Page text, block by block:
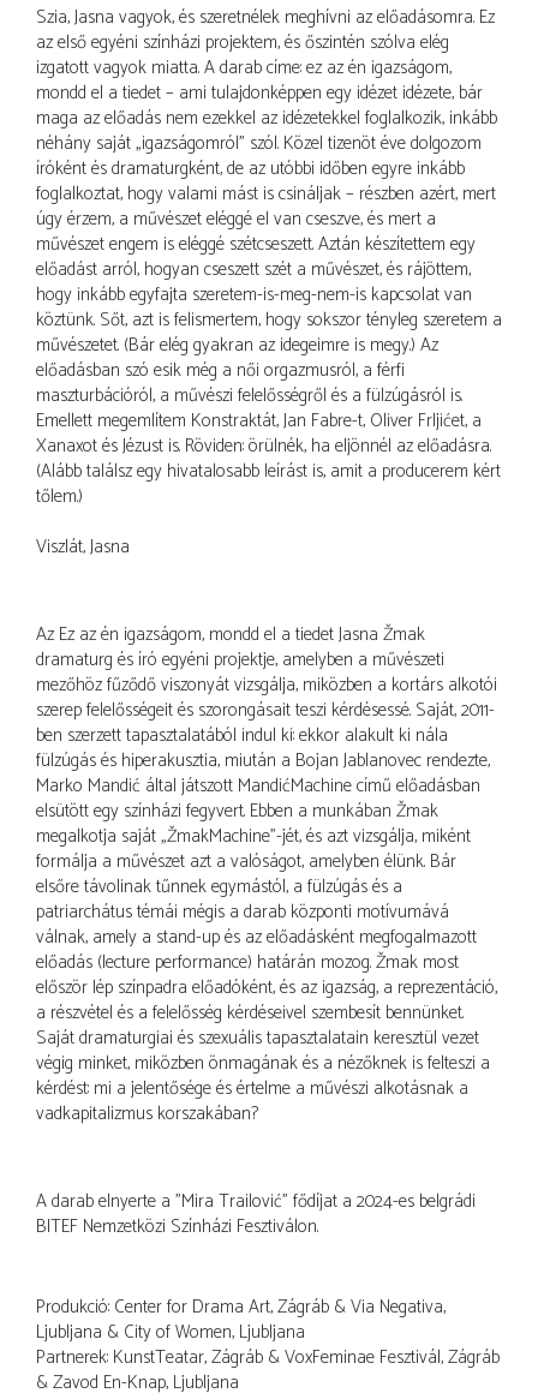
Szia, Jasna vagyok, és szeretnélek meghívni az előadásomra. Ez
az első egyéni színházi projektem, és őszintén szólva elég
izgatott vagyok miatta. A darab címe: ez az én igazságom,
mondd el a tiedet – ami tulajdonképpen egy idézet idézete, bár
maga az előadás nem ezekkel az idézetekkel foglalkozik, inkább
néhány saját „igazságomról” szól. Közel tizenöt éve dolgozom
íróként és dramaturgként, de az utóbbi időben egyre inkább
foglalkoztat, hogy valami mást is csináljak – részben azért, mert
úgy érzem, a művészet eléggé el van cseszve, és mert a
művészet engem is eléggé szétcseszett. Aztán készítettem egy
előadást arról, hogyan cseszett szét a művészet, és rájöttem,
hogy inkább egyfajta szeretem-is-meg-nem-is kapcsolat van
köztünk. Sőt, azt is felismertem, hogy sokszor tényleg szeretem a
művészetet. (Bár elég gyakran az idegeimre is megy.) Az
előadásban szó esik még a női orgazmusról, a férfi
maszturbációról, a művészi felelősségről és a fülzúgásról is.
Emellett megemlítem Konstraktát, Jan Fabre-t, Oliver Frljićet, a
Xanaxot és Jézust is. Röviden: örülnék, ha eljönnél az előadásra.
(Alább találsz egy hivatalosabb leírást is, amit a producerem kért
tőlem.)
Viszlát, Jasna
Az Ez az én igazságom, mondd el a tiedet Jasna Žmak
dramaturg és író egyéni projektje, amelyben a művészeti
mezőhöz fűződő viszonyát vizsgálja, miközben a kortárs alkotói
szerep felelősségeit és szorongásait teszi kérdésessé. Saját, 2011-
ben szerzett tapasztalatából indul ki: ekkor alakult ki nála
fülzúgás és hiperakusztia, miután a Bojan Jablanovec rendezte,
Marko Mandić által játszott MandićMachine című előadásban
elsütött egy színházi fegyvert. Ebben a munkában Žmak
megalkotja saját „ŽmakMachine”-jét, és azt vizsgálja, miként
formálja a művészet azt a valóságot, amelyben élünk. Bár
elsőre távolinak tűnnek egymástól, a fülzúgás és a
patriarchátus témái mégis a darab központi motívumává
válnak, amely a stand-up és az előadásként megfogalmazott
előadás (lecture performance) határán mozog. Žmak most
először lép színpadra előadóként, és az igazság, a reprezentáció,
a részvétel és a felelősség kérdéseivel szembesít bennünket.
Saját dramaturgiai és szexuális tapasztalatain keresztül vezet
végig minket, miközben önmagának és a nézőknek is felteszi a
kérdést: mi a jelentősége és értelme a művészi alkotásnak a
vadkapitalizmus korszakában?
A darab elnyerte a "Mira Trailović" fődíjat a 2024-es belgrádi
BITEF Nemzetközi Színházi Fesztiválon.
Produkció: Center for Drama Art, Zágráb & Via Negativa,
Ljubljana & City of Women, Ljubljana
Partnerek: KunstTeatar, Zágráb & VoxFeminae Fesztivál, Zágráb
& Zavod En-Knap, Ljubljana